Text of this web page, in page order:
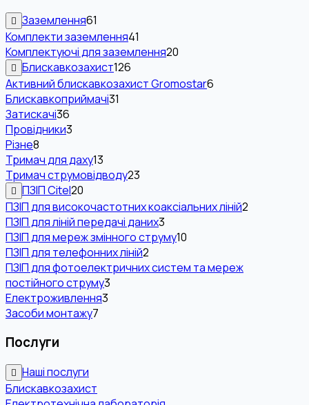
Заземлення61
Комплекти заземлення41
Комплектуючі для заземлення20
Блискавкозахист126
Активний блискавкозахист Gromostar6
Блискавкоприймачі31
Затискачі36
Провідники3
Різне8
Тримач для даху13
Тримач струмовідводу23
ПЗІП Citel20
ПЗІП для високочастотних коаксіальних ліній2
ПЗІП для ліній передачі даних3
ПЗІП для мереж змінного струму10
ПЗІП для телефонних ліній2
ПЗІП для фотоелектричних систем та мереж
постійного струму3
Електроживлення3
Засоби монтажу7
Послуги
Наші послуги
Блискавкозахист